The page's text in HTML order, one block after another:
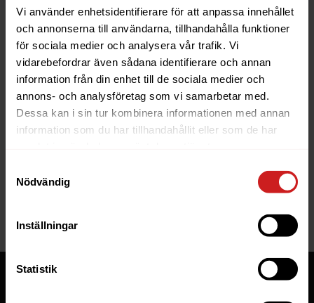
Vi använder enhetsidentifierare för att anpassa innehållet
och annonserna till användarna, tillhandahålla funktioner
för sociala medier och analysera vår trafik. Vi
vidarebefordrar även sådana identifierare och annan
information från din enhet till de sociala medier och
annons- och analysföretag som vi samarbetar med.
Dessa kan i sin tur kombinera informationen med annan
information som du har tillhandahållit eller som de har
Nödvändig
Inställningar
Statistik
The website you were trying to
reach has been suspended
If you are the owner of this website or domain please
read
website to be suspended.